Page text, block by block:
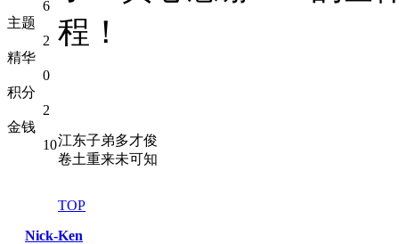
6
主题
2
精华
0
积分
2
金钱
10
程！
江东子弟多才俊
卷土重来未可知
TOP
Nick-Ken